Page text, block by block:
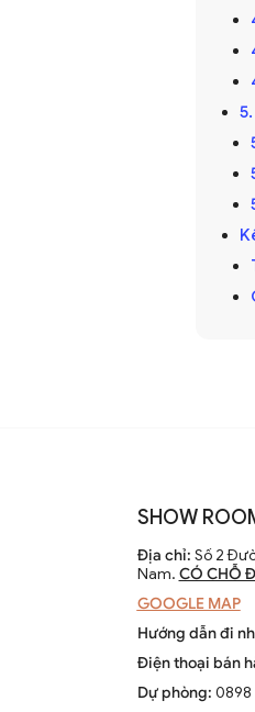
chạy bằng điện
nghệ điện.
công nghệ
nhà thông
SHOW
Địa chỉ: Số 2
Nam. CÓ CHỖ
GOOGLE MAP
Hướng dẫn đi
Điện thoại bán
Dự phòng: 0898